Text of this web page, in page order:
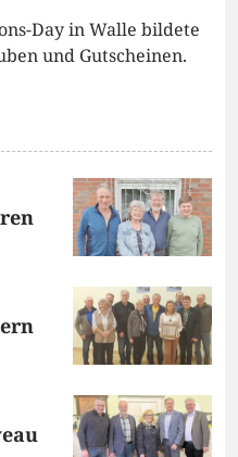
Day in Walle bildete
und Gutscheinen.